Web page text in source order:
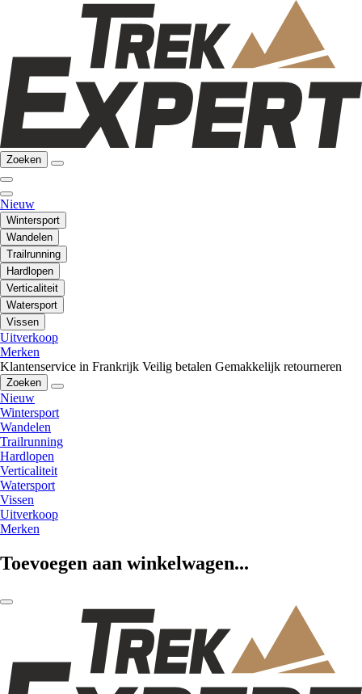
Zoeken
Nieuw
Wintersport
Wandelen
Trailrunning
Hardlopen
Verticaliteit
Watersport
Vissen
Uitverkoop
Merken
Klantenservice in Frankrijk Veilig betalen Gemakkelijk retourneren
Zoeken
Nieuw
Wintersport
Wandelen
Trailrunning
Hardlopen
Verticaliteit
Watersport
Vissen
Uitverkoop
Merken
Toevoegen aan winkelwagen...